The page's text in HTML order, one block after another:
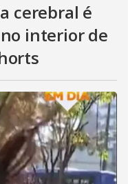
cerebral é
interior de